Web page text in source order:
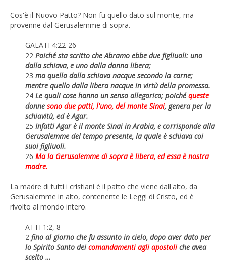
Cos'è il Nuovo Patto? Non fu quello dato sul monte, ma
provenne dal Gerusalemme di sopra.
GALATI 4:22-26
22 Poiché sta scritto che Abramo ebbe due figliuoli: uno
dalla schiava, e uno dalla donna libera;
23 ma quello dalla schiava nacque secondo la carne;
mentre quello dalla libera nacque in virtù della promessa.
24 Le quali cose hanno un senso allegorico; poichéqueste
donne sono due patti, l'uno, del monte Sinai, genera per la
schiavitù, ed è Agar.
25 Infatti Agar è il monte Sinai in Arabia, e corrisponde alla
Gerusalemme del tempo presente, la quale è schiava coi
suoi figliuoli.
26 Ma la Gerusalemme di sopra è libera, ed essa è nostra
madre.
La madre di tutti i cristiani è il patto che viene dall'alto, da
Gerusalemme in alto, contenente le Leggi di Cristo, ed è
rivolto al mondo intero.
ATTI 1:2, 8
2 fino al giorno che fu assunto in cielo, dopo aver dato per
lo Spirito Santo deicomandamenti agli apostoliche avea
scelto …